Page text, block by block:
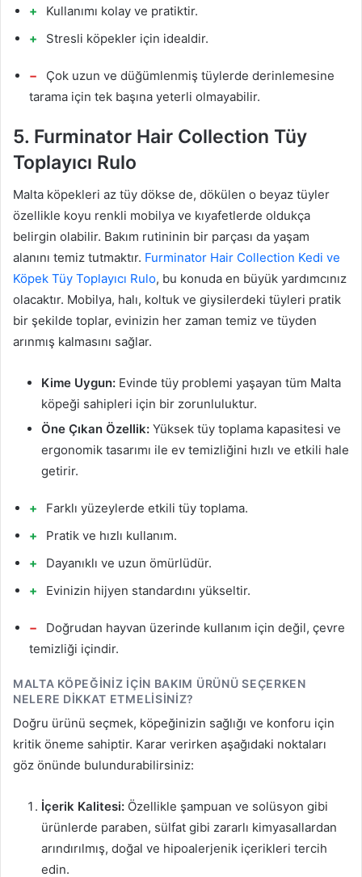
Kullanımı kolay ve pratiktir.
Stresli köpekler için idealdir.
Çok uzun ve düğümlenmiş tüylerde derinlemesine
tarama için tek başına yeterli olmayabilir.
5. Furminator Hair Collection Tüy
Toplayıcı Rulo
Malta köpekleri az tüy dökse de, dökülen o beyaz tüyler
özellikle koyu renkli mobilya ve kıyafetlerde oldukça
belirgin olabilir. Bakım rutininin bir parçası da yaşam
alanını temiz tutmaktır. Furminator Hair Collection Kedi ve
Köpek Tüy Toplayıcı Rulo, bu konuda en büyük yardımcınız
olacaktır. Mobilya, halı, koltuk ve giysilerdeki tüyleri pratik
bir şekilde toplar, evinizin her zaman temiz ve tüyden
arınmış kalmasını sağlar.
Kime Uygun: Evinde tüy problemi yaşayan tüm Malta
köpeği sahipleri için bir zorunluluktur.
Öne Çıkan Özellik: Yüksek tüy toplama kapasitesi ve
ergonomik tasarımı ile ev temizliğini hızlı ve etkili hale
getirir.
Farklı yüzeylerde etkili tüy toplama.
Pratik ve hızlı kullanım.
Dayanıklı ve uzun ömürlüdür.
Evinizin hijyen standardını yükseltir.
Doğrudan hayvan üzerinde kullanım için değil, çevre
temizliği içindir.
MALTA KÖPEĞINIZ İÇIN BAKIM ÜRÜNÜ SEÇERKEN
NELERE DIKKAT ETMELISINIZ?
Doğru ürünü seçmek, köpeğinizin sağlığı ve konforu için
kritik öneme sahiptir. Karar verirken aşağıdaki noktaları
göz önünde bulundurabilirsiniz:
İçerik Kalitesi: Özellikle şampuan ve solüsyon gibi
ürünlerde paraben, sülfat gibi zararlı kimyasallardan
arındırılmış, doğal ve hipoalerjenik içerikleri tercih
edin.